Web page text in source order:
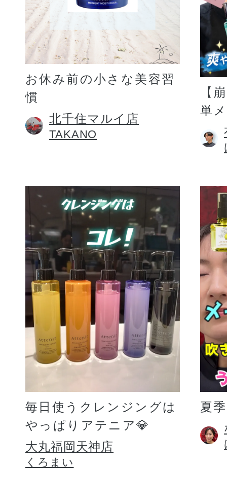
お休み前の小さな美容習
慣
北千住マルイ店
TAKANO
【
単
毎日使うクレンジングは
やっぱりアテニア💎
大丸福岡天神店
くろまい
夏